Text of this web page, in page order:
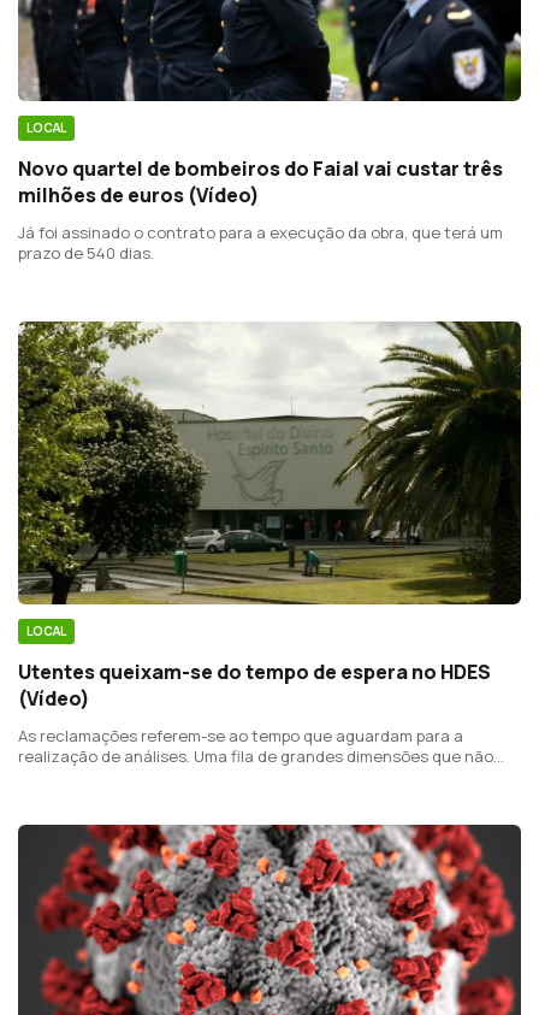
LOCAL
Novo quartel de bombeiros do Faial vai custar três
milhões de euros (Vídeo)
Já foi assinado o contrato para a execução da obra, que terá um
prazo de 540 dias.
LOCAL
Utentes queixam-se do tempo de espera no HDES
(Vídeo)
As reclamações referem-se ao tempo que aguardam para a
realização de análises. Uma fila de grandes dimensões que não